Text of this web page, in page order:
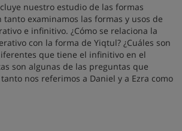
nuestro estudio de las formas
tanto examinamos las formas y usos de
e infinitivo. ¿Cómo se relaciona la
con la forma de Yiqtul? ¿Cuáles son
que tiene el infinitivo en el
son algunas de las preguntas que
nos referimos a Daniel y a Ezra como